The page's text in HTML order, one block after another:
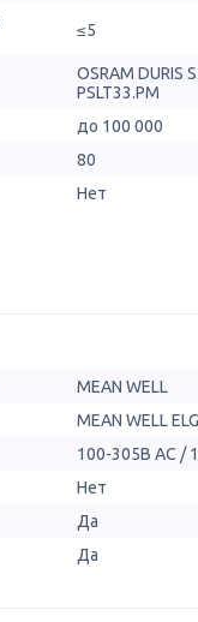
≤5
OSRAM DURIS
PSLT33.PM
до 100 000
80
Нет
MEAN WELL
MEAN WELL
100-305В AC /
Нет
Да
Да